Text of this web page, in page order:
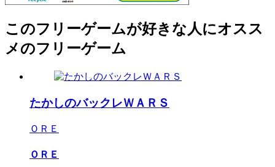
このフリーゲームが好きな人にオスス
メのフリーゲーム
たかしのバックレＷＡＲＳ
ＯＲＥ
ＯＲＥ